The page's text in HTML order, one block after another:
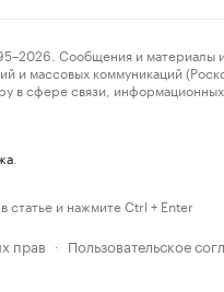
Сообщения и материалы
и массовых коммуникаций
в сфере связи,
статье и нажмите Ctrl + Enter
прав · Пользовательское